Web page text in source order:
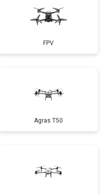
FPV
Agras T50